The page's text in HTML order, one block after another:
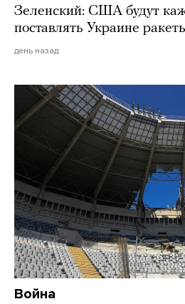
Зеленский: США будут
поставлять Украине
день назад
Война